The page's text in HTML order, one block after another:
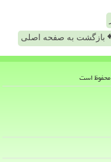
بازگشت به صفحه اصلی